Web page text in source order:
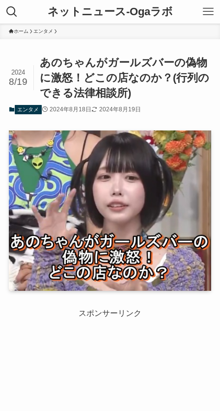
ネットニュース-Ogaラボ
ホーム エンタメ
あのちゃんがガールズバーの偽物
に激怒！どこの店なのか？(行列の
できる法律相談所)
2024
8/19
エンタメ 2024年8月18日 2024年8月19日
スポンサーリンク